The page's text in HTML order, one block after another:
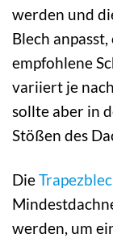
werden und
Blech
empfohlene
variiert je
sollte aber in
Stößen des
Die
werden, um